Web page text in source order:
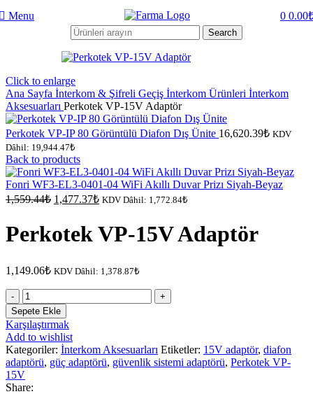
Menu 0 0.00
Search
Click to enlarge
Ana Sayfa İnterkom & Şifreli Geçiş İnterkom Ürünleri İnterkom
Aksesuarları Perkotek VP-15V Adaptör
Perkotek VP-IP 80 Görüntülü Diafon Dış Ünite 16,620.39₺ KDV
Dâhil: 19,944.47₺
Back to products
Fonri WF3-EL3-0401-04 WiFi Akıllı Duvar Prizı Siyah-Beyaz
1,559.44₺ Orijinal
1,559.44₺.
1,477.37₺Şu
1,477.37₺.
KDV Dâhil: 1,772.84₺
Perkotek VP-15V Adaptör
1,149.06₺ KDV Dâhil: 1,378.87₺
Perkotek
VP-
15V
Adaptör
adet
Sepete Ekle
Karşılaştırmak
Add to wishlist
Kategoriler: İnterkom Aksesuarları Etiketler: 15V adaptör, diafon
adaptörü, güç adaptörü, güvenlik sistemi adaptörü, Perkotek VP-
15V
Share: